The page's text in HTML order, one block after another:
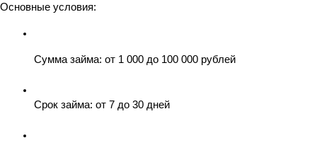
Основные условия:
Сумма займа: от 1 000 до 100 000 рублей
Срок займа: от 7 до 30 дней